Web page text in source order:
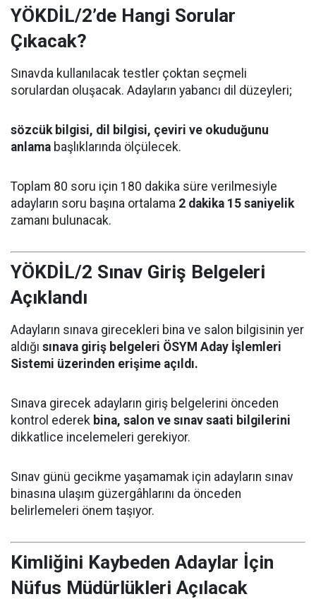
YÖKDİL/2’de Hangi Sorular
Çıkacak?
Sınavda kullanılacak testler çoktan seçmeli
sorulardan oluşacak. Adayların yabancı dil düzeyleri;
sözcük bilgisi, dil bilgisi, çeviri ve okuduğunu
anlama başlıklarında ölçülecek.
Toplam 80 soru için 180 dakika süre verilmesiyle
adayların soru başına ortalama 2 dakika 15 saniyelik
zamanı bulunacak.
YÖKDİL/2 Sınav Giriş Belgeleri
Açıklandı
Adayların sınava girecekleri bina ve salon bilgisinin yer
aldığı sınava giriş belgeleri ÖSYM Aday İşlemleri
Sistemi üzerinden erişime açıldı.
Sınava girecek adayların giriş belgelerini önceden
kontrol ederek bina, salon ve sınav saati bilgilerini
dikkatlice incelemeleri gerekiyor.
Sınav günü gecikme yaşamamak için adayların sınav
binasına ulaşım güzergâhlarını da önceden
belirlemeleri önem taşıyor.
Kimliğini Kaybeden Adaylar İçin
Nüfus Müdürlükleri Açılacak